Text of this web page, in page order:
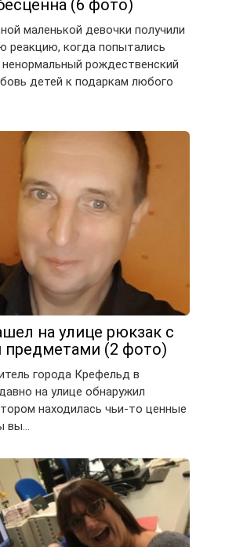
(6 фото)
маленькой девочки получили
реакцию, когда попытались
рождественский
детей к подаркам любого
на улице рюкзак с
(2 фото)
города Крефельд в
на улице обнаружил
находилась чьи-то ценные
вы…